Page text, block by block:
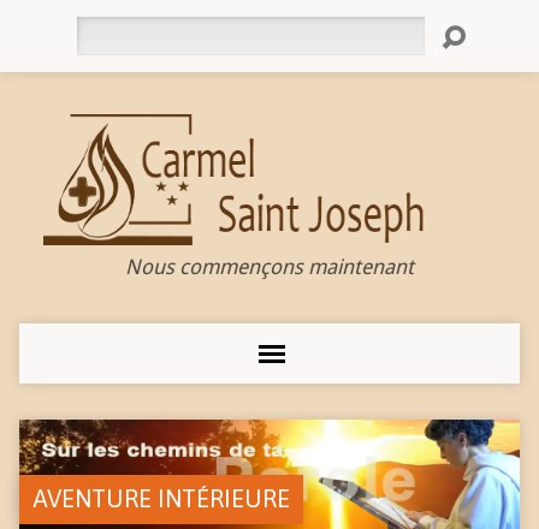
Nous commençons maintenant
AVENTURE INTÉRIEURE